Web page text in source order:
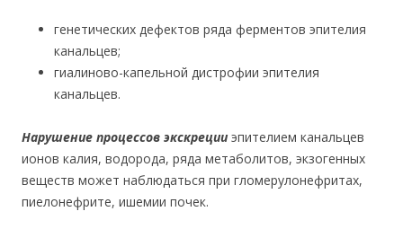
генетических дефектов ряда ферментов эпителия
канальцев;
гиалиново-капельной дистрофии эпителия
канальцев.
Нарушение процессов экскреции эпителием канальцев
ионов калия, водорода, ряда метаболитов, экзогенных
веществ может наблюдаться при гломерулонефритах,
пиелонефрите, ишемии почек.